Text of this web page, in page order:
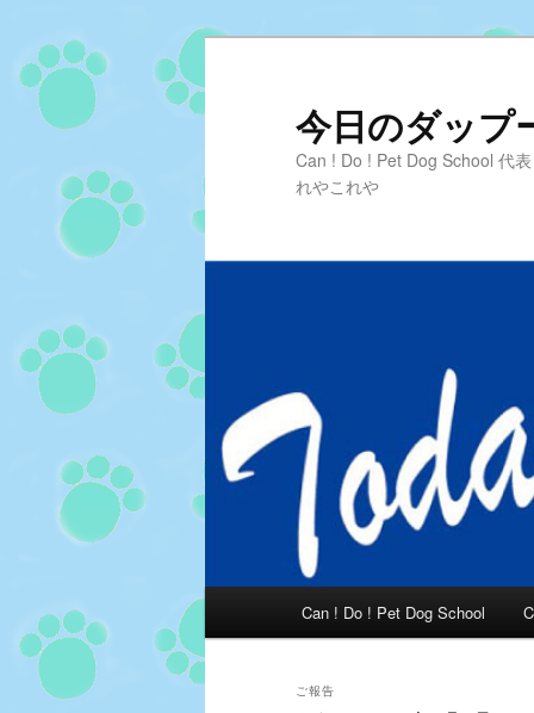
今日のダップ
Can ! Do ! Pet Dog School 代
れやこれや
Can ! Do ! Pet Dog School
ご報告